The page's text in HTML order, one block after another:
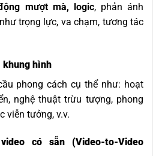
mượt mà, logic, phản ánh
trọng lực, va chạm, tương tác
khung hình
phong cách cụ thể như: hoạt
nghệ thuật trừu tượng, phong
viễn tưởng, v.v.
có sẵn (Video-to-Video